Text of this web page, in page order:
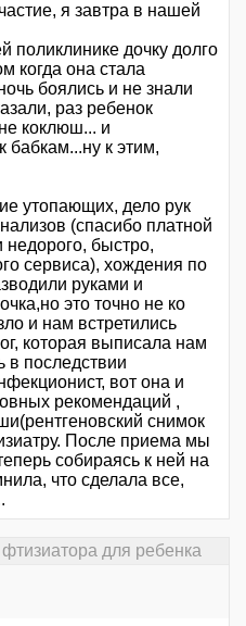
я завтра в нашей
поликлинике дочку долго
когда она стала
боялись и не знали
раз ребенок
коклюш... и
бабкам...ну к этим,
утопающих, дело рук
(спасибо платной
быстро,
сервиса), хождения по
руками и
это точно не ко
и нам встретились
которая выписала нам
в последствии
вот она и
рекомендаций ,
снимок
После приема мы
собираясь к ней на
что сделала все,
для ребенка